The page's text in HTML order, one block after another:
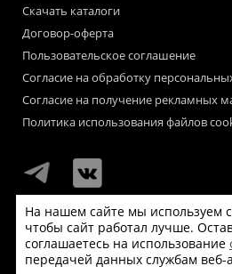
Скачать каталоги
Договор-оферта
Пользовательское соглашение
Согласие на обработку
Согласие на получение рекламных
Политика использования файлов
Мы используем файлы «cookie» для
Если Вас это не устраивает,
На нашем сайте мы используем
чтобы сайт работал лучше.
соглашаетесь на использование
передачей данных службам веб-